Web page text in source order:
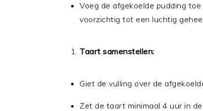
Voeg de afgekoelde pudding
voorzichtig tot een luchtig
Taart samenstellen:
Giet de vulling over de
Zet de taart minimaal 4 uur in